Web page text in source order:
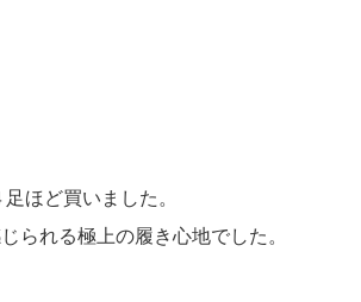
ほど買いました。
られる極上の履き心地でした。